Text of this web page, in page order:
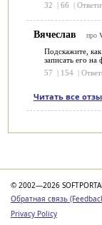
32
| 66 |
Вячеслав про
Подскажите, как
записать его на
57
| 154 |
Читать все
© 2002—2026 SOFTPORTAL
Обратная связь
Privacy Policy